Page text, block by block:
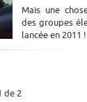
Mais une
des groupes
lancée en 2011 !
de 2